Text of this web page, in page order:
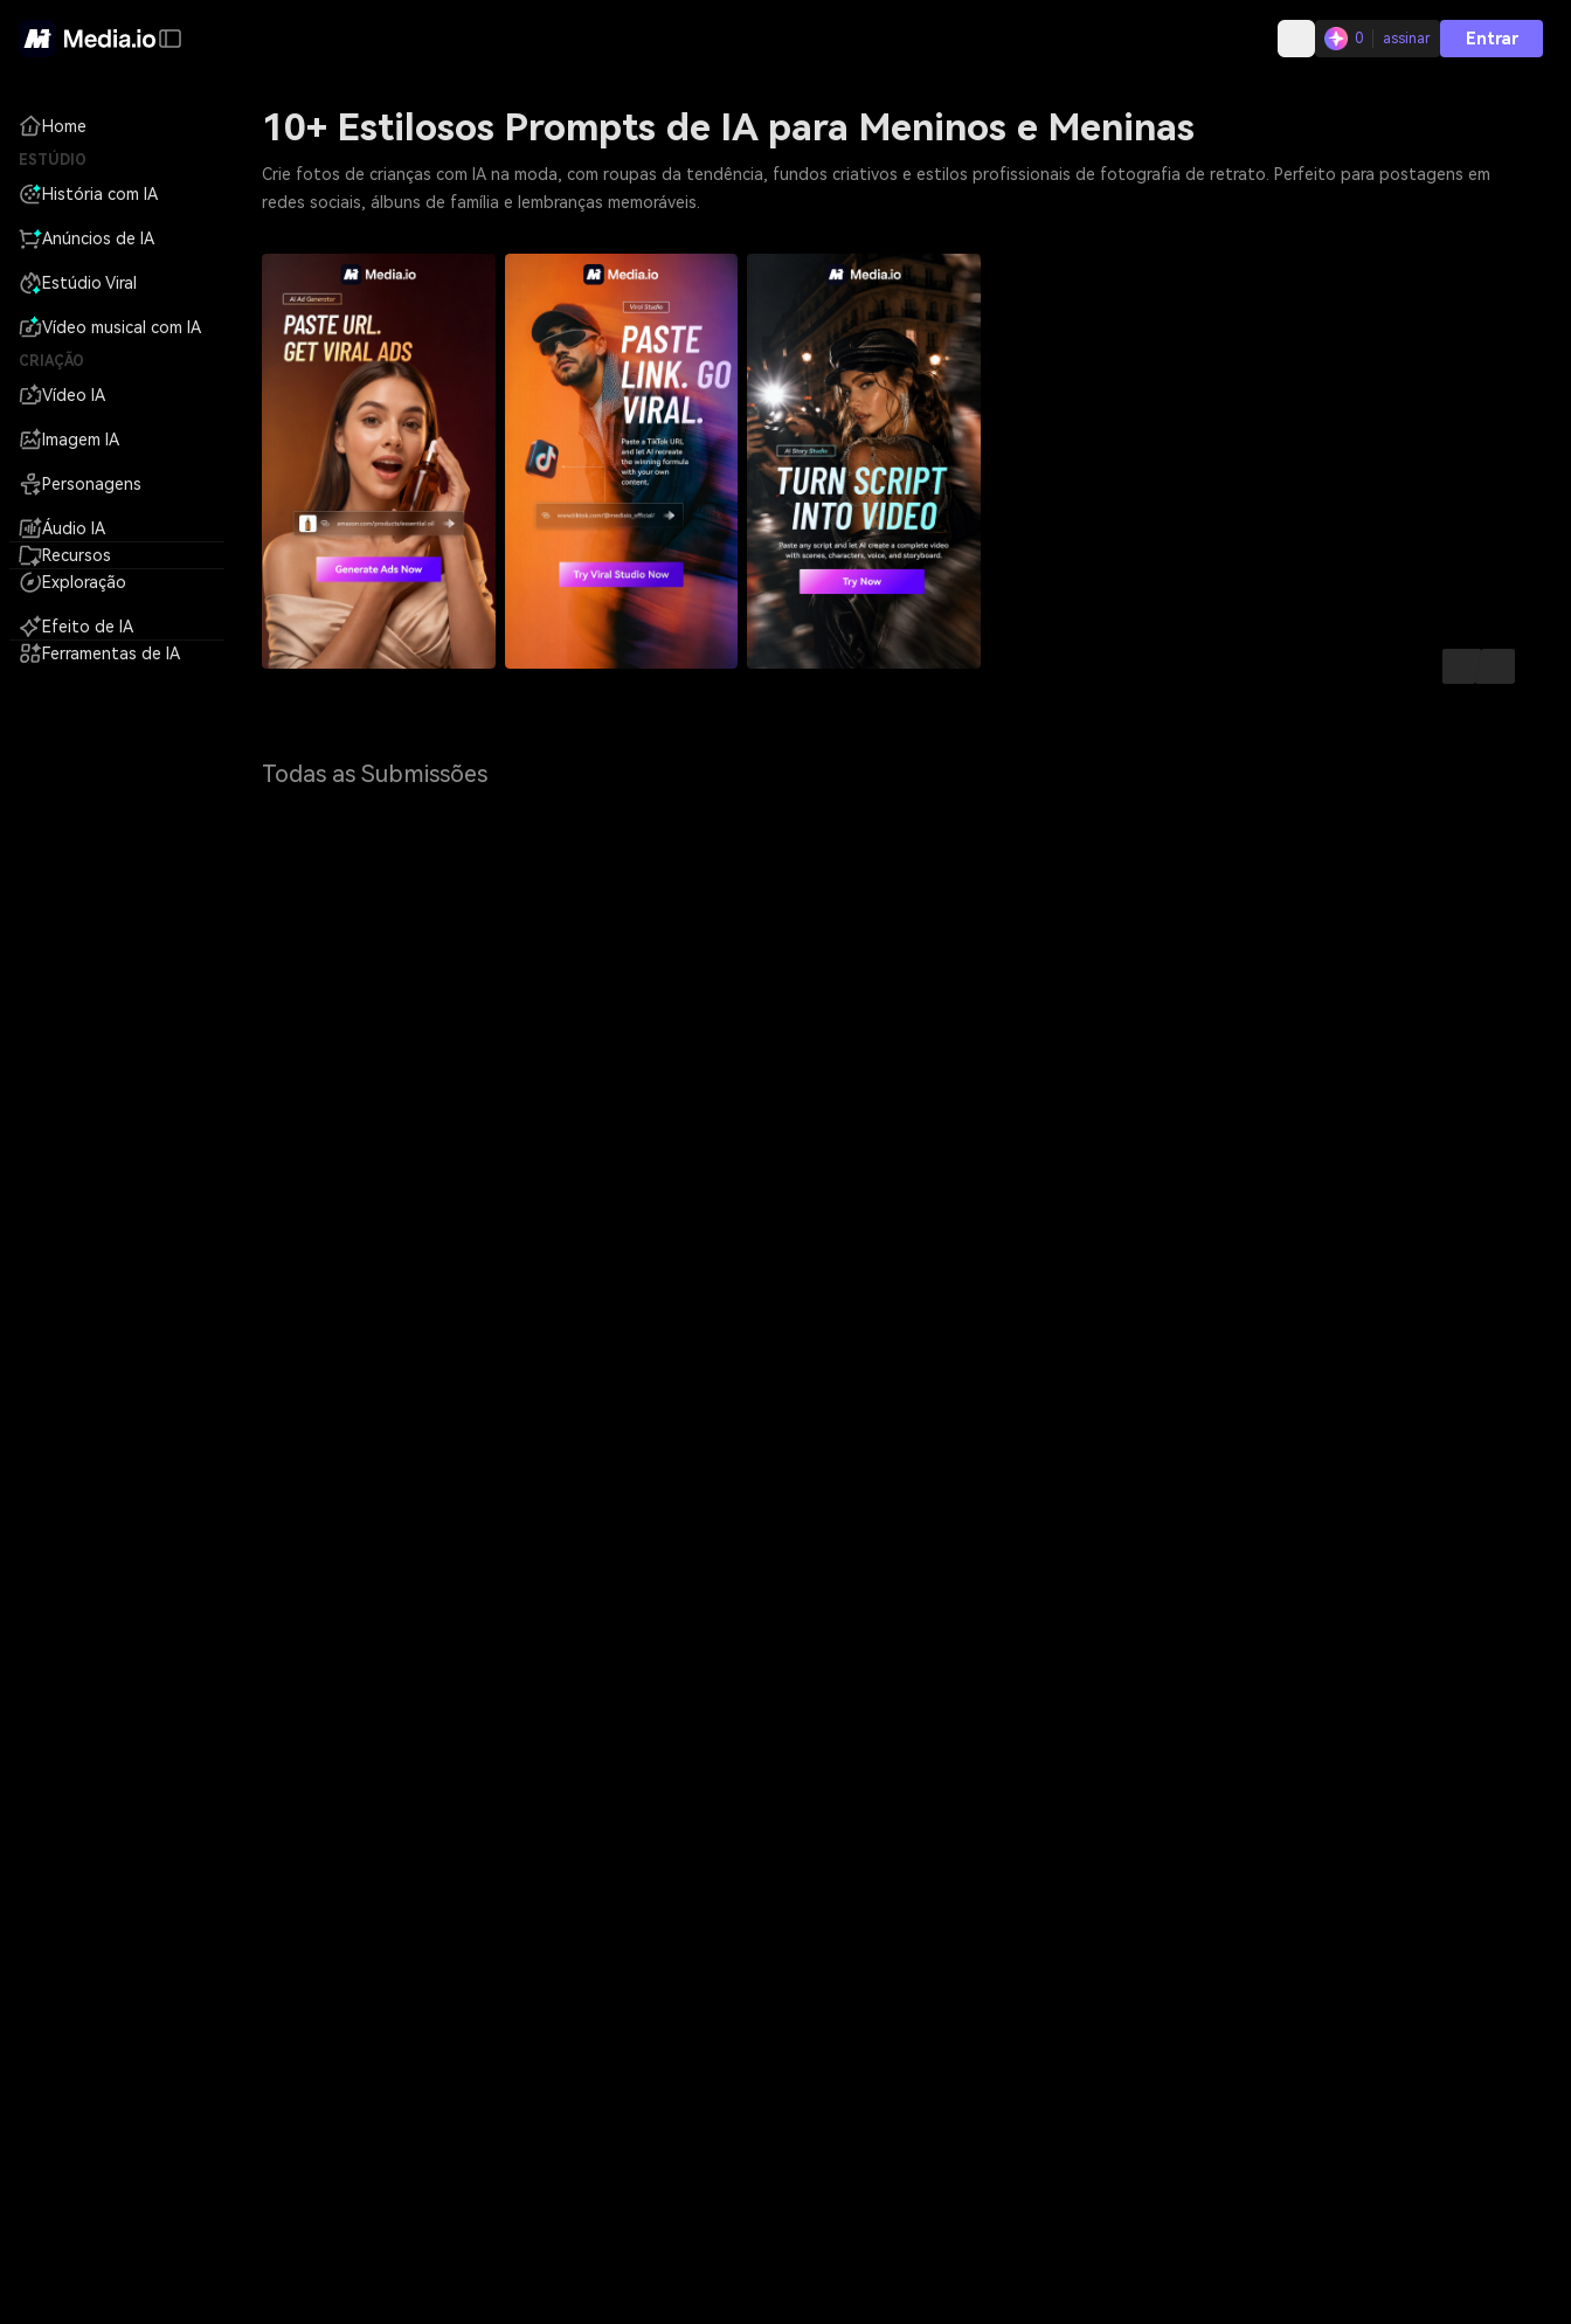
0 assinar Entrar
Home
ESTÚDIO
História com IA
Anúncios de IA
Estúdio Viral
Vídeo musical com IA
CRIAÇÃO
Vídeo IA
Imagem IA
Personagens
Áudio IA
Recursos
Exploração
Efeito de IA
Ferramentas de IA
10+ Estilosos Prompts de IA para Meninos e Meninas
Crie fotos de crianças com IA na moda, com roupas da tendência, fundos criativos e estilos profissionais de fotografia de retrato. Perfeito para postagens em
redes sociais, álbuns de família e lembranças memoráveis.
Todas as Submissões